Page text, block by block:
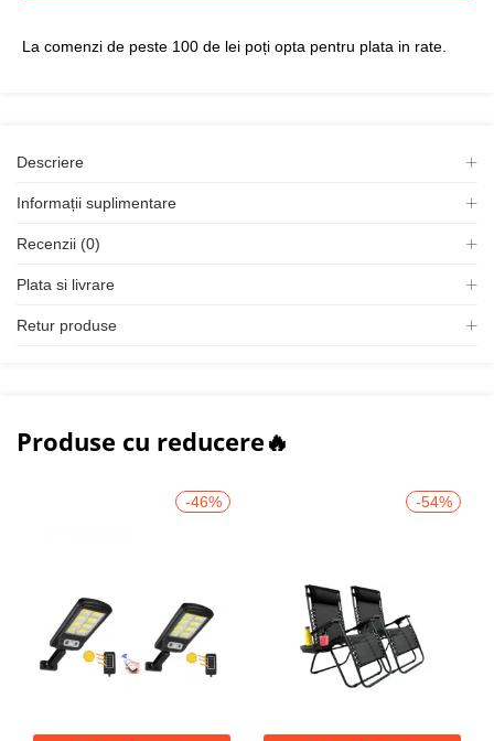
La comenzi de peste 100 de lei poți opta pentru plata in rate.
Descriere
Informații suplimentare
Recenzii (0)
Plata si livrare
Retur produse
Produse cu reducere🔥
-46% -54%